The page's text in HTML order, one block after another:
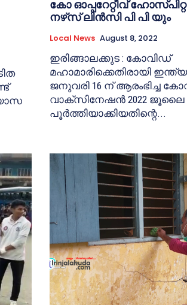
കോ ഓപ്പറേറ്റീവ്
നഴ്‌സ്‌ ലിൻസി പി പി യും
Local News August 8, 2022
ഇരിങ്ങാലക്കുട : കോവിഡ്
മഹാമാരിക്കെതിരായി
ജനുവരി 16 ന് ആരംഭിച്ച
വാക്‌സിനേഷൻ 2022 ജൂലൈ
പൂർത്തിയാക്കിയതിന്റെ...